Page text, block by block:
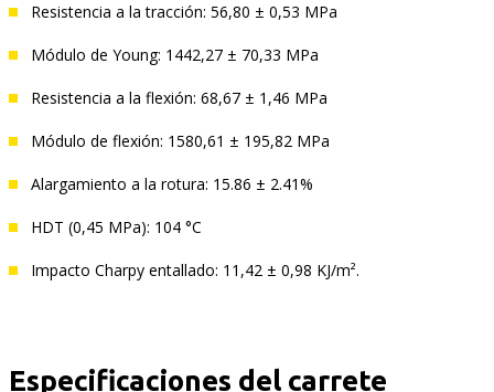
Resistencia a la tracción: 56,80 ± 0,53 MPa
Módulo de Young: 1442,27 ± 70,33 MPa
Resistencia a la flexión: 68,67 ± 1,46 MPa
Módulo de flexión: 1580,61 ± 195,82 MPa
Alargamiento a la rotura: 15.86 ± 2.41%
HDT (0,45 MPa): 104 °C
Impacto Сharpy entallado: 11,42 ± 0,98 KJ/m².
Especificaciones del carrete